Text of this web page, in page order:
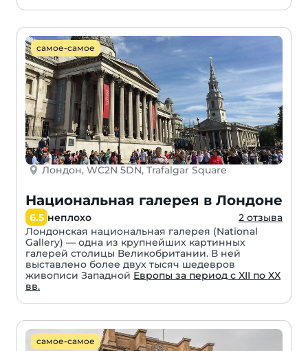
самое-самое
Лондон, WC2N 5DN, Trafalgar Square
Национальная галерея в Лондоне
6.5 неплохо
2 отзыва
Лондонская национальная галерея (National
Gallery) — одна из крупнейших картинных
галерей столицы Великобритании. В ней
выставлено более двух тысяч шедевров
живописи Западной Европы за период с XII по XX
вв.
самое-самое